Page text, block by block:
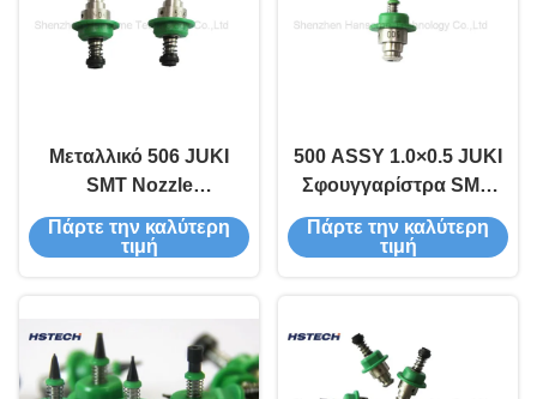
Μεταλλικό 506 JUKI
SMT Nozzle
E36057290A0 Για
εξαρτήματα SMD
Πάρτε την καλύτερη
τιμή
500 ASSY 1.0×0.5 JUKI
Σφουγγαρίστρα SMD
Σφουγγαρίστρα για
γραμμή παραγωγής
Πάρτε την καλύτερη
τιμή